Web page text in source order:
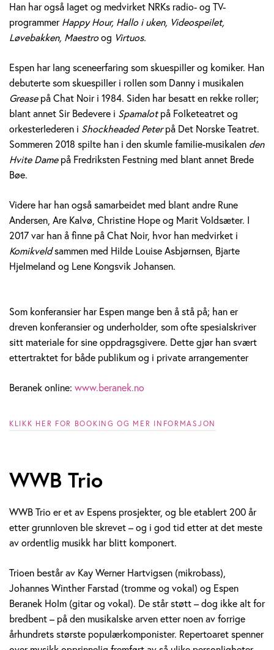
o
l
m
Han har også laget og medvirket NRKs radio- og TV-
programmer Happy Hour, Hallo i uken, Videospeilet,
Løvebakken, Maestro og Virtuos.
Espen har lang sceneerfaring som skuespiller og komiker. Han
debuterte som skuespiller i rollen som Danny i musikalen
Grease på Chat Noir i 1984. Siden har besatt en rekke roller;
blant annet Sir Bedevere i Spamalotpå Folketeatret og
orkesterlederen i Shockheaded Peterpå Det Norske Teatret.
Sommeren 2018 spilte han i den skumle familie-musikalen den
Hvite Damepå Fredriksten Festning med blant annet Brede
Bøe.
Videre har han også samarbeidet med blant andre Rune
Andersen, Are Kalvø, Christine Hope og Marit Voldsæter. I
2017 var han å finne på Chat Noir, hvor han medvirket i
Komikveldsammen med Hilde Louise Asbjørnsen, Bjarte
Hjelmeland og Lene Kongsvik Johansen.
Som konferansier har Espen mange ben å stå på; han er
dreven konferansier og underholder, som ofte spesialskriver
sitt materiale for sine oppdragsgivere. Dette gjør han svært
ettertraktet for både publikum og i private arrangementer
Beranek online: www.beranek.no
KLIKK HER FOR BOOKING OG MER INFORMASJON
WWB Trio
WWB Trio er et av Espens prosjekter, og ble etablert 200 år
etter grunnloven ble skrevet – og i god tid etter at det meste
av ordentlig musikk har blitt komponert.
Trioen består av Kay Werner Hartvigsen (mikrobass),
Johannes Winther Farstad (tromme og vokal) og Espen
Beranek Holm (gitar og vokal). De står støtt – dog ikke alt for
bredbent – på den musikalske arven etter noen av forrige
århundrets største populærkomponister. Repertoaret spenner